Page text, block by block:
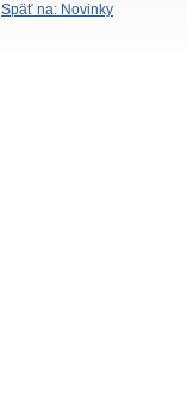
Späť na: Novinky